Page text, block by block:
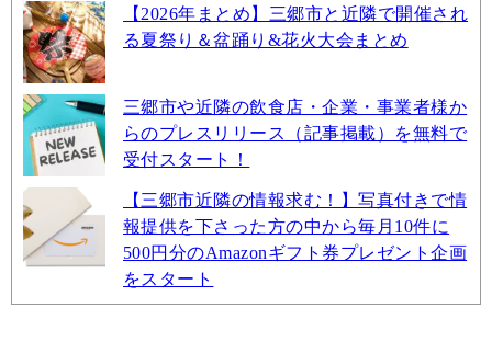
【2026年まとめ】三郷市と近隣で開催され
る夏祭り＆盆踊り&花火大会まとめ
三郷市や近隣の飲食店・企業・事業者様か
らのプレスリリース（記事掲載）を無料で
受付スタート！
【三郷市近隣の情報求む！】写真付きで情
報提供を下さった方の中から毎月10件に
500円分のAmazonギフト券プレゼント企画
をスタート